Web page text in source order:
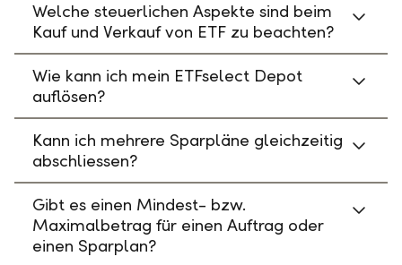
Welche steuerlichen Aspekte sind beim
Kauf und Verkauf von ETF zu beachten?
Wie kann ich mein ETFselect Depot
auflösen?
Kann ich mehrere Sparpläne gleichzeitig
abschliessen?
Gibt es einen Mindest- bzw.
Maximalbetrag für einen Auftrag oder
einen Sparplan?